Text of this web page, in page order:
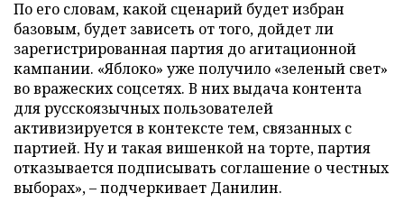
По его словам, какой сценарий будет избран
базовым, будет зависеть от того, дойдет ли
зарегистрированная партия до агитационной
кампании. «Яблоко» уже получило «зеленый свет»
во вражеских соцсетях. В них выдача контента
для русскоязычных пользователей
активизируется в контексте тем, связанных с
партией. Ну и такая вишенкой на торте, партия
отказывается подписывать соглашение о честных
выборах», – подчеркивает Данилин.